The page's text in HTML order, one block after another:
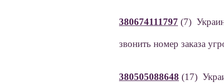
380674111797 (7)
звонить номер заказа
380505088648 (17)